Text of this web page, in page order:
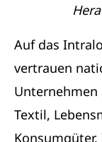
Auf das
vertrauen
Unternehmen
Textil,